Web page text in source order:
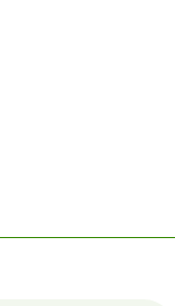
6